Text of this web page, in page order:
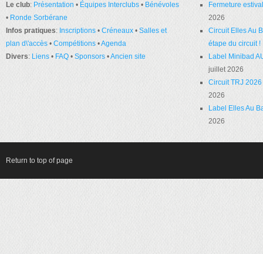
Le club: Présentation • Équipes Interclubs • Bénévoles
• Ronde Sorbérane
Infos pratiques: Inscriptions • Créneaux • Salles et
plan d\'accès • Compétitions •Agenda
Divers: Liens • FAQ • Sponsors •Ancien site
Fermeture
2026
Circuit Elles Au
étape du circuit !
Label Minibad
juillet 2026
Circuit TRJ
2026
Label Elles Au
2026
Return to top of page